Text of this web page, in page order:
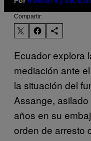
Compartir:
Ecuador explora
mediación ante
la situación del
Assange,
años en su
orden de arresto